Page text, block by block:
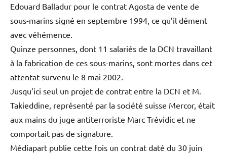
Edouard Balladur pour le contrat Agosta de vente de
sous-marins signé en septembre 1994, ce qu’il dément
avec véhémence.
Quinze personnes, dont 11 salariés de la DCN travaillant
à la fabrication de ces sous-marins, sont mortes dans cet
attentat survenu le 8 mai 2002.
Jusqu’ici seul un projet de contrat entre la DCN et M.
Takieddine, représenté par la société suisse Mercor, était
aux mains du juge antiterroriste Marc Trévidic et ne
comportait pas de signature.
Médiapart publie cette fois un contrat daté du 30 juin